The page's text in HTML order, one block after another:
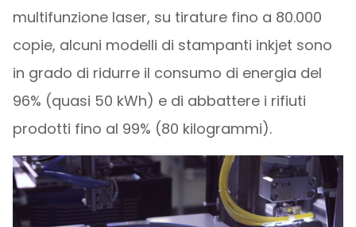
multifunzione laser, su tirature fino a 80.000
copie, alcuni modelli di stampanti inkjet sono
in grado di ridurre il consumo di energia del
96% (quasi 50 kWh) e di abbattere i rifiuti
prodotti fino al 99% (80 kilogrammi).